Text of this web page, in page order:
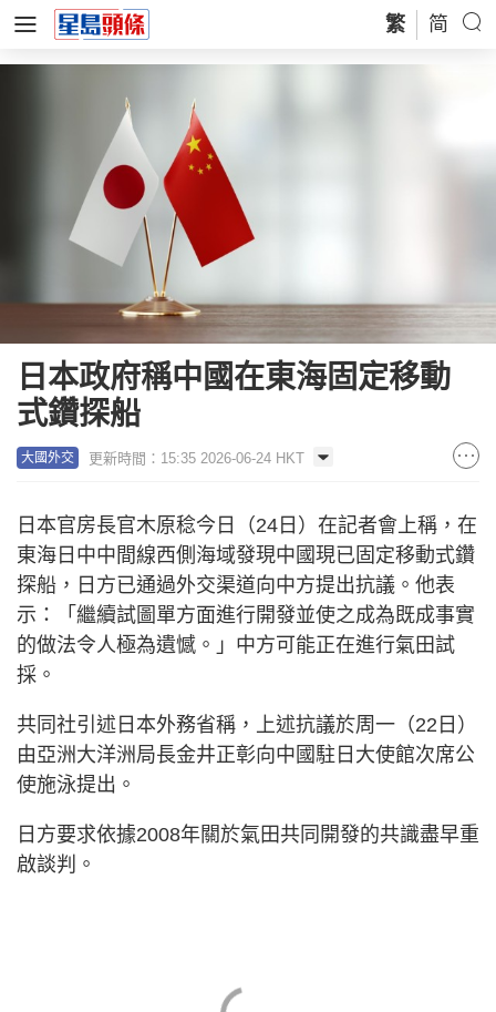
繁 简
日本政府稱中國在東海固定移動
式鑽探船
大國外交 更新時間：15:35 2026-06-24 HKT
日本官房長官木原稔今日（24日）在記者會上稱，在
東海日中中間線西側海域發現中國現已固定移動式鑽
探船，日方已通過外交渠道向中方提出抗議。他表
示：「繼續試圖單方面進行開發並使之成為既成事實
的做法令人極為遺憾。」中方可能正在進行氣田試
採。
共同社引述日本外務省稱，上述抗議於周一（22日）
由亞洲大洋洲局長金井正彰向中國駐日大使館次席公
使施泳提出。
日方要求依據2008年關於氣田共同開發的共識盡早重
啟談判。